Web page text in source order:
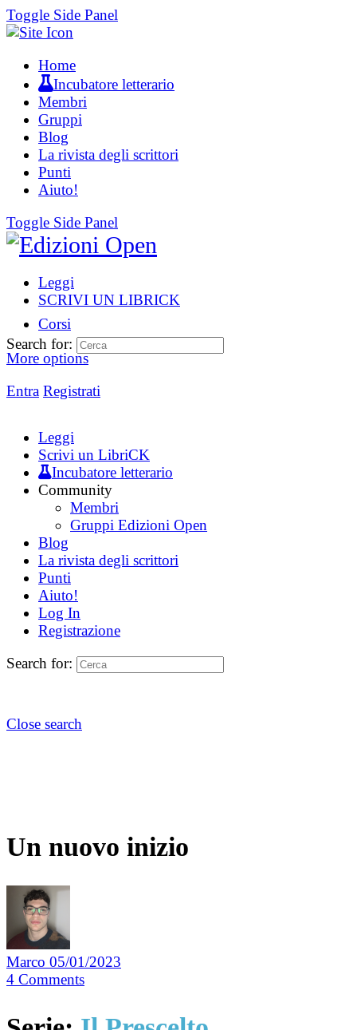
Toggle Side Panel
Home
Incubatore letterario
Membri
Gruppi
Blog
La rivista degli scrittori
Punti
Aiuto!
Toggle Side Panel
Leggi
SCRIVI UN LIBRICK
Corsi
More options
Entra Registrati
Search for:
Leggi
Scrivi un LibriCK
Incubatore letterario
Community
Membri
Gruppi Edizioni Open
Blog
La rivista degli scrittori
Punti
Aiuto!
Log In
Registrazione
Search for:
Close search
Un nuovo inizio
Marco 05/01/2023
4 Comments